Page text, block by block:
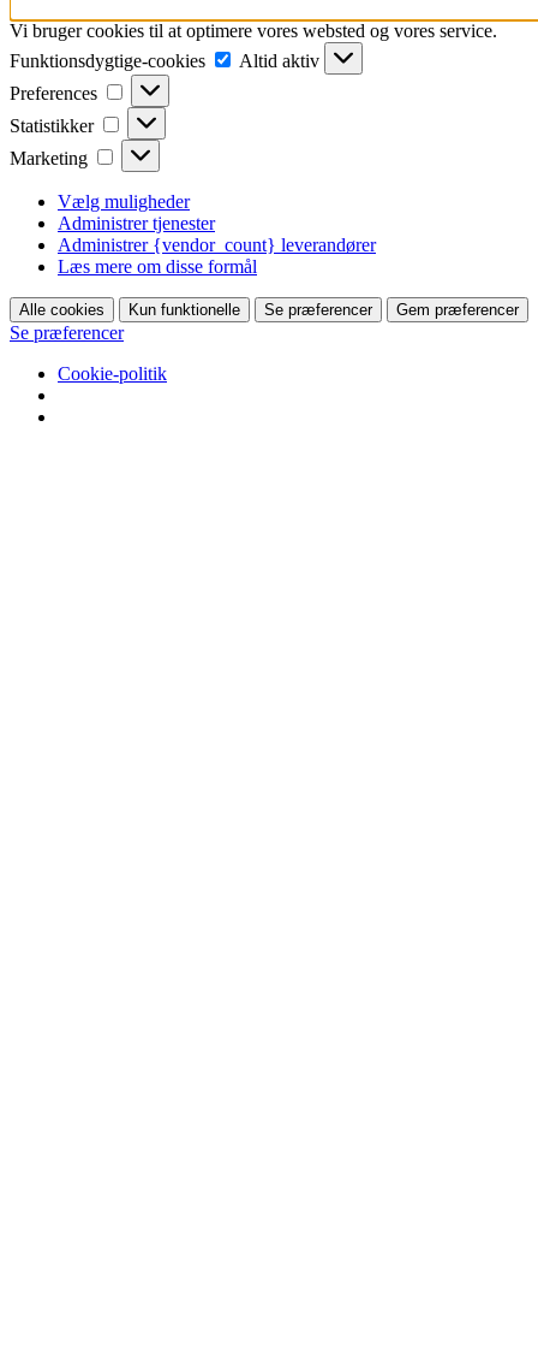
Vi bruger cookies til at optimere vores websted og vores service.
Funktionsdygtige-cookies
Funktionsdygtige-
cookies
Altid aktiv
Preferences
Preferences
Statistikker Statistikker
Marketing Marketing
Vælg muligheder
Administrer tjenester
Administrer {vendor_count} leverandører
Læs mere om disse formål
Alle cookies Kun funktionelle Se præferencer Gem præferencer
Se præferencer
Cookie-politik